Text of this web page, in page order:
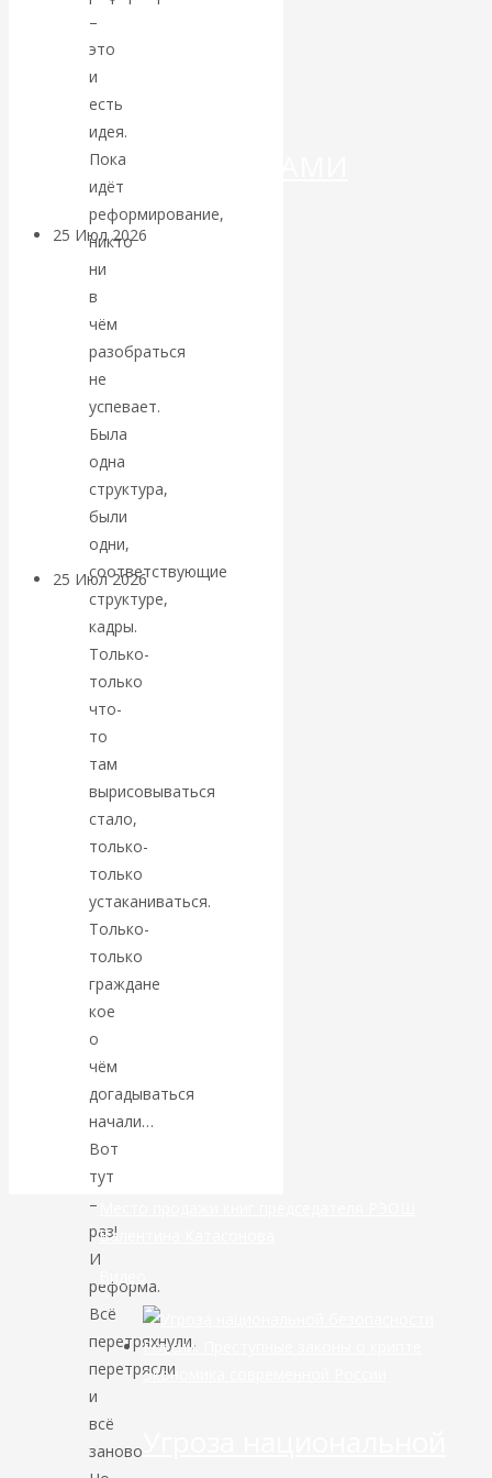
ДЕНЕГ»: КИТАЙ
ВЕДЁТ БОРЬБУ
КРИПТОВАЛЮТАМИ
25 Июл 2026
Валентин
КАтасонов.
Может ли
Америка
покинуть НАТО?
25 Июл 2026Комментарии,
интервью и беседы
«Об этом
молчат»:
экономист
Валентин
Катасонов
считает, что
кризис в
банковской
сфере России
уже начался
–
это
и
есть
идея.
Пока
идёт
реформирование,
никто
ни
в
чём
разобраться
не
успевает.
Была
одна
структура,
были
одни,
соответствующие
структуре,
кадры.
Только-
только
что-
то
там
вырисовываться
стало,
только-
только
устаканиваться.
Только-
только
граждане
кое
о
чём
догадываться
начали…
Вот
тут
–
раз!
И
реформа.
Всё
перетряхнули,
перетрясли
и
всё
заново.
Валентина Катасонова
Экономика современной России